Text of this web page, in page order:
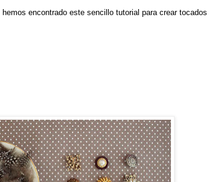
hemos encontrado este sencillo tutorial para crear tocados